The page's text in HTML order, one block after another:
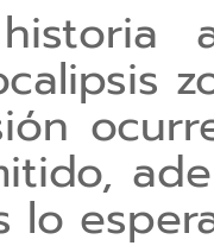
lo